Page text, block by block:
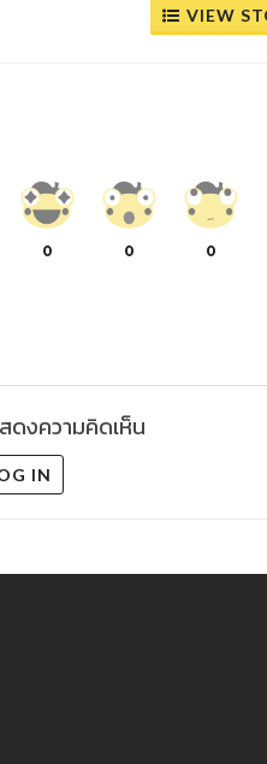
VIEW
0 0 0
ดงความคิดเห็น
IN